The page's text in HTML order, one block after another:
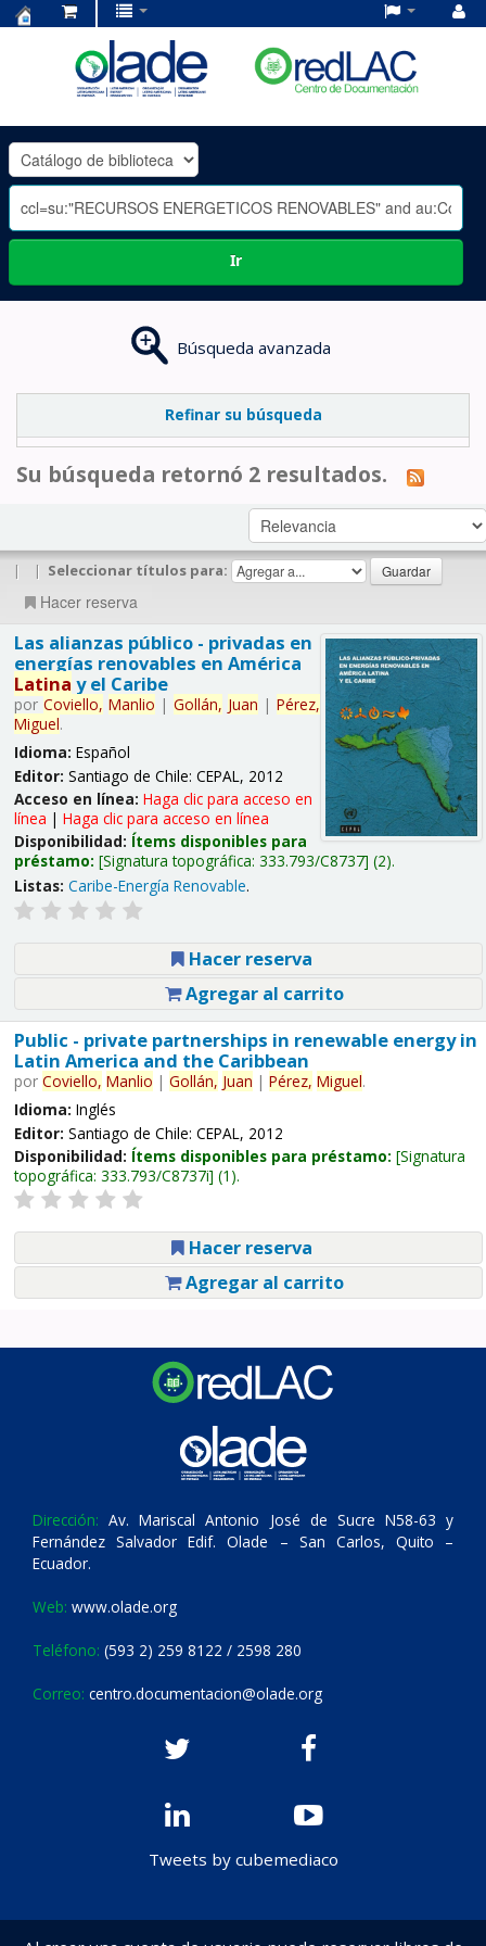
OLADE
-
Ir
Búsqueda avanzada
Refinar su búsqueda
Su búsqueda retornó 2 resultados.
| | Seleccionar títulos para:
Hacer reserva
Las alianzas público - privadas en
energías renovables en América
Latina y el Caribe
por Coviello, Manlio | Gollán, Juan | Pérez,
Miguel.
Idioma: Español
Editor: Santiago de Chile: CEPAL, 2012
Acceso en línea: Haga clic para acceso en
línea | Haga clic para acceso en línea
Disponibilidad: Ítems disponibles para
préstamo: Signatura topográfica: 333.793/C8737 (2).
Listas: Caribe-Energía Renovable.
Hacer reserva
Agregar al carrito
Public - private partnerships in renewable energy in
Latin America and the Caribbean
por Coviello, Manlio | Gollán, Juan | Pérez, Miguel.
Idioma: Inglés
Editor: Santiago de Chile: CEPAL, 2012
Disponibilidad: Ítems disponibles para préstamo: Signatura
topográfica: 333.793/C8737i (1).
Hacer reserva
Agregar al carrito
Dirección: Av. Mariscal Antonio José de Sucre N58-63 y
Fernández Salvador Edif. Olade – San Carlos, Quito –
Ecuador.
Web: www.olade.org
Teléfono: (593 2) 259 8122 / 2598 280
Correo: centro.documentacion@olade.org
Tweets by cubemediaco